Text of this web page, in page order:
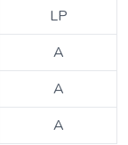
LP
A
A
A